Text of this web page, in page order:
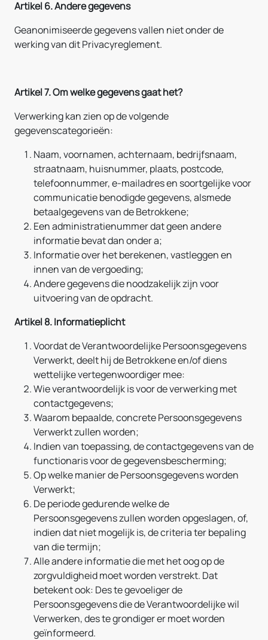
Artikel 6. Andere gegevens
Geanonimiseerde gegevens vallen niet onder de
werking van dit Privacyreglement.
Artikel 7. Om welke gegevens gaat het?
Verwerking kan zien op de volgende
gegevenscategorieën:
Naam, voornamen, achternaam, bedrijfsnaam,
straatnaam, huisnummer, plaats, postcode,
telefoonnummer, e-mailadres en soortgelijke voor
communicatie benodigde gegevens, alsmede
betaalgegevens van de Betrokkene;
Een administratienummer dat geen andere
informatie bevat dan onder a;
Informatie over het berekenen, vastleggen en
innen van de vergoeding;
Andere gegevens die noodzakelijk zijn voor
uitvoering van de opdracht.
Artikel 8. Informatieplicht
Voordat de Verantwoordelijke Persoonsgegevens
Verwerkt, deelt hij de Betrokkene en/of diens
wettelijke vertegenwoordiger mee:
Wie verantwoordelijk is voor de verwerking met
contactgegevens;
Waarom bepaalde, concrete Persoonsgegevens
Verwerkt zullen worden;
Indien van toepassing, de contactgegevens van de
functionaris voor de gegevensbescherming;
Op welke manier de Persoonsgegevens worden
Verwerkt;
De periode gedurende welke de
Persoonsgegevens zullen worden opgeslagen, of,
indien dat niet mogelijk is, de criteria ter bepaling
van die termijn;
Alle andere informatie die met het oog op de
zorgvuldigheid moet worden verstrekt. Dat
betekent ook: Des te gevoeliger de
Persoonsgegevens die de Verantwoordelijke wil
Verwerken, des te grondiger er moet worden
geïnformeerd.